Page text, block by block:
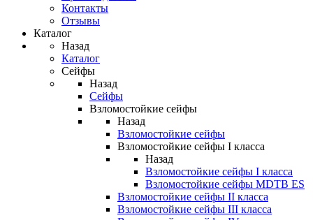
Контакты
Отзывы
Каталог
Назад
Каталог
Сейфы
Назад
Сейфы
Взломостойкие сейфы
Назад
Взломостойкие сейфы
Взломостойкие сейфы I класса
Назад
Взломостойкие сейфы I класса
Взломостойкие сейфы MDTB ES
Взломостойкие сейфы II класса
Взломостойкие сейфы III класса